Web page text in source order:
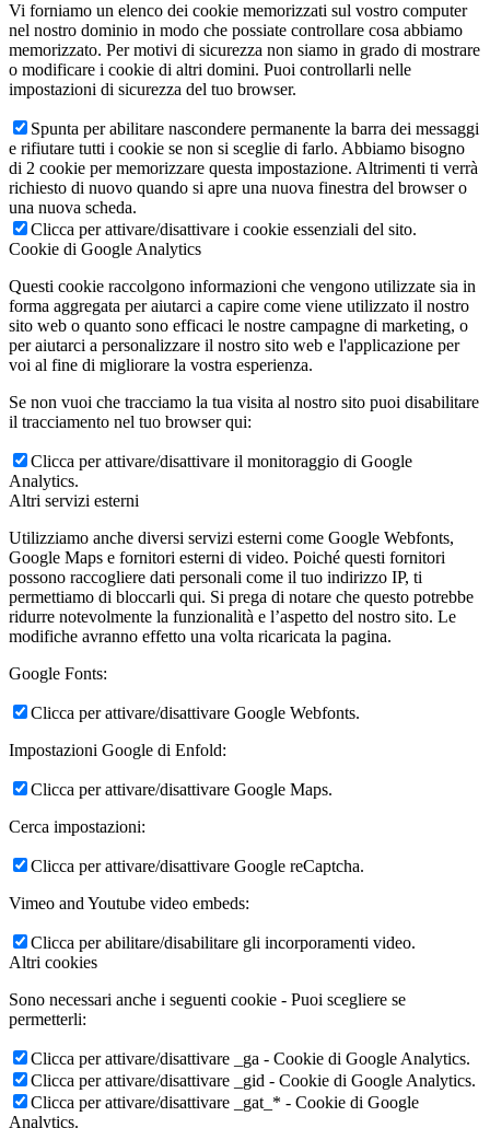
Vi forniamo un elenco dei cookie memorizzati sul vostro computer
nel nostro dominio in modo che possiate controllare cosa abbiamo
memorizzato. Per motivi di sicurezza non siamo in grado di mostrare
o modificare i cookie di altri domini. Puoi controllarli nelle
impostazioni di sicurezza del tuo browser.
Spunta per abilitare nascondere permanente la barra dei messaggi
e rifiutare tutti i cookie se non si sceglie di farlo. Abbiamo bisogno
di 2 cookie per memorizzare questa impostazione. Altrimenti ti verrà
richiesto di nuovo quando si apre una nuova finestra del browser o
una nuova scheda.
Clicca per attivare/disattivare i cookie essenziali del sito.
Cookie di Google Analytics
Questi cookie raccolgono informazioni che vengono utilizzate sia in
forma aggregata per aiutarci a capire come viene utilizzato il nostro
sito web o quanto sono efficaci le nostre campagne di marketing, o
per aiutarci a personalizzare il nostro sito web e l'applicazione per
voi al fine di migliorare la vostra esperienza.
Se non vuoi che tracciamo la tua visita al nostro sito puoi disabilitare
il tracciamento nel tuo browser qui:
Clicca per attivare/disattivare il monitoraggio di Google
Analytics.
Altri servizi esterni
Utilizziamo anche diversi servizi esterni come Google Webfonts,
Google Maps e fornitori esterni di video. Poiché questi fornitori
possono raccogliere dati personali come il tuo indirizzo IP, ti
permettiamo di bloccarli qui. Si prega di notare che questo potrebbe
ridurre notevolmente la funzionalità e l’aspetto del nostro sito. Le
modifiche avranno effetto una volta ricaricata la pagina.
Google Fonts:
Clicca per attivare/disattivare Google Webfonts.
Impostazioni Google di Enfold:
Clicca per attivare/disattivare Google Maps.
Cerca impostazioni:
Clicca per attivare/disattivare Google reCaptcha.
Vimeo and Youtube video embeds:
Clicca per abilitare/disabilitare gli incorporamenti video.
Altri cookies
Sono necessari anche i seguenti cookie - Puoi scegliere se
permetterli:
Clicca per attivare/disattivare _ga - Cookie di Google Analytics.
Clicca per attivare/disattivare _gid - Cookie di Google Analytics.
Clicca per attivare/disattivare _gat_* - Cookie di Google
Analytics.